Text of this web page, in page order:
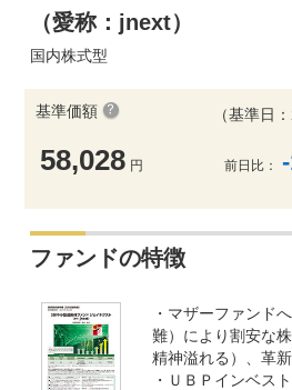
（愛称：jnext）
国内株式型
基準価額
58,028 円
（基準日
前日比：
ファンドの特徴
・マザーファンド
難）により割安な
精神溢れる）、革
・ＵＢＰインベス